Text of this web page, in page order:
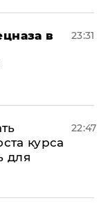
в
23:31
курса
для
22:47